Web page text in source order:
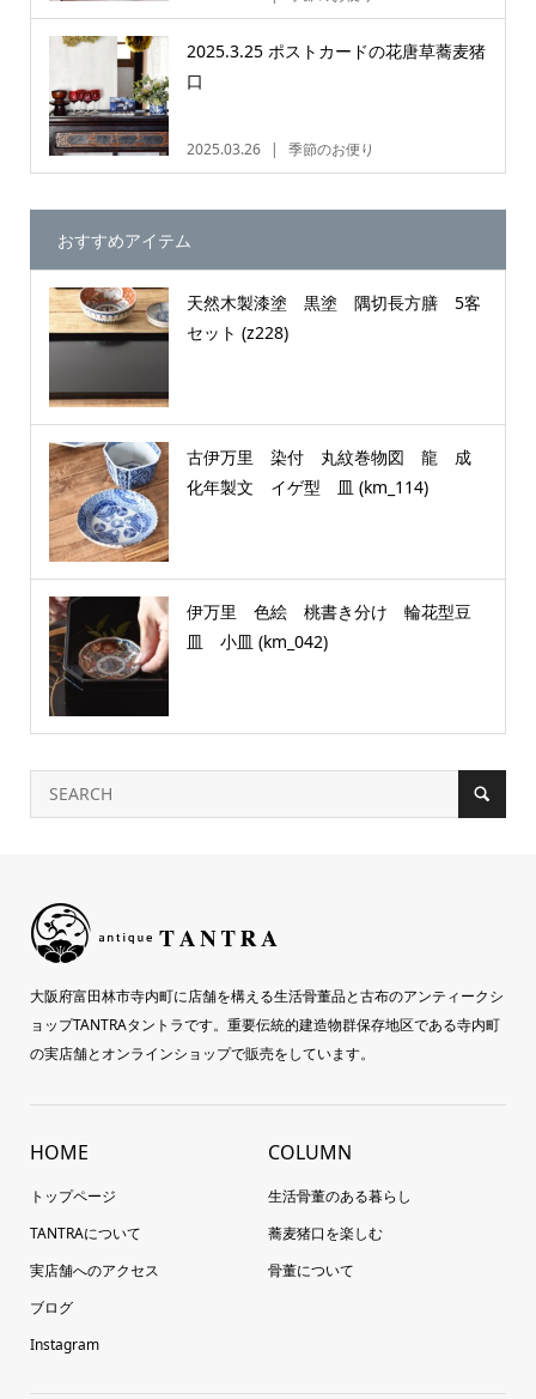
2025.3.25 ポストカードの花唐草蕎麦猪
口
2025.03.26 季節のお便り
おすすめアイテム
天然木製漆塗 黒塗 隅切長方膳 5客
セット (z228)
古伊万里 染付 丸紋巻物図 龍 成
化年製文 イゲ型 皿 (km_114)
伊万里 色絵 桃書き分け 輪花型豆
皿 小皿 (km_042)
大阪府富田林市寺内町に店舗を構える生活骨董品と古布のアンティークシ
ョップTANTRAタントラです。重要伝統的建造物群保存地区である寺内町
の実店舗とオンラインショップで販売をしています。
HOME
トップページ
TANTRAについて
実店舗へのアクセス
ブログ
Instagram
COLUMN
生活骨董のある暮らし
蕎麦猪口を楽しむ
骨董について